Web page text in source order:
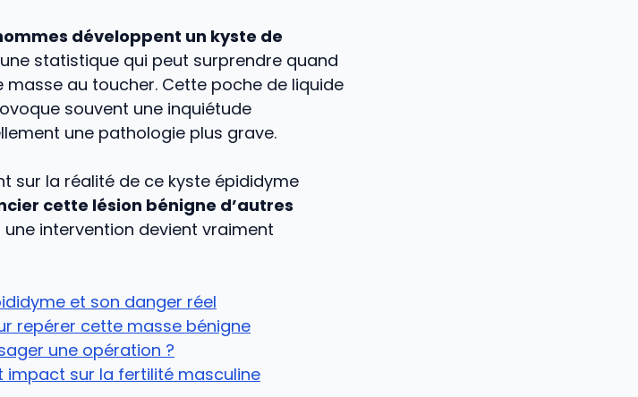
développent un kyste de
statistique qui peut surprendre quand
au toucher. Cette poche de liquide
souvent une inquiétude
une pathologie plus grave.
sur la réalité de ce kyste épididyme
cette lésion bénigne d’autres
intervention devient vraiment
et son danger réel
repérer cette masse bénigne
une opération ?
sur la fertilité masculine